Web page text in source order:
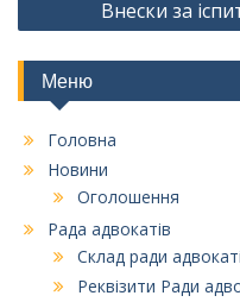
Внески за
Меню
Головна
Новини
Оголошення
Рада адвокатів
Склад ради
Реквізити Ради